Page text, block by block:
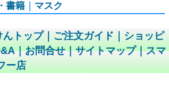
書籍
マスク
んトップ｜ご注文ガイド｜ショッピ
｜お問合せ｜サイトマップ｜スマ
ー店